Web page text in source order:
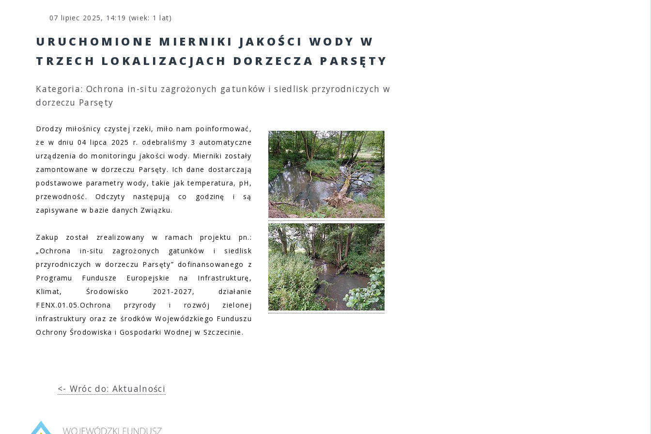
07 lipiec 2025, 14:19 (wiek: 1 lat)
URUCHOMIONE MIERNIKI JAKOŚCI WODY W
TRZECH LOKALIZACJACH DORZECZA PARSĘTY
Kategoria: Ochrona in-situ zagrożonych gatunków i siedlisk przyrodniczych w
dorzeczu Parsęty
Drodzy miłośnicy czystej rzeki, miło nam poinformować,
że w dniu 04 lipca 2025 r. odebraliśmy 3 automatyczne
urządzenia do monitoringu jakości wody. Mierniki zostały
zamontowane w dorzeczu Parsęty. Ich dane dostarczają
podstawowe parametry wody, takie jak temperatura, pH,
przewodność. Odczyty następują co godzinę i są
zapisywane w bazie danych Związku.
Zakup został zrealizowany w ramach projektu pn.:
„Ochrona in-situ zagrożonych gatunków i siedlisk
przyrodniczych w dorzeczu Parsęty” dofinansowanego z
Programu Fundusze Europejskie na Infrastrukturę,
Klimat, Środowisko 2021-2027, działanie
FENX.01.05.Ochrona przyrody i rozwój zielonej
infrastruktury oraz ze środków Wojewódzkiego Funduszu
Ochrony Środowiska i Gospodarki Wodnej w Szczecinie.
<- Wróc do: Aktualności